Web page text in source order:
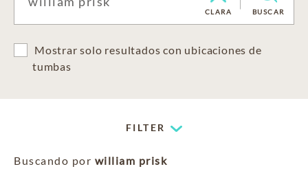
CLARA BUSCAR
Mostrar solo resultados con ubicaciones de
tumbas
FILTER
Buscando por william prisk